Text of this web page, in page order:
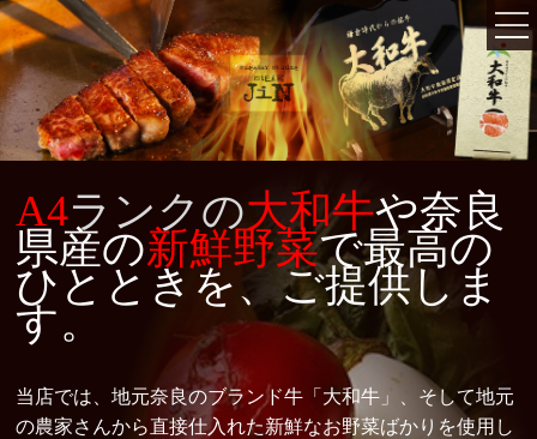
HOME
ホーム
MENU
オススメメニュー コースメニュー
アラカラトメニュー ランチメニュー
ドリンクメニュー ワインリスト
GALLERY
ギャラリー
A4ランクの大和牛や奈良
県産の新鮮野菜で最高の
ひとときを、ご提供しま
す。
当店では、地元奈良のブランド牛「大和牛」、そして地元
の農家さんから直接仕入れた新鮮なお野菜ばかりを使用し